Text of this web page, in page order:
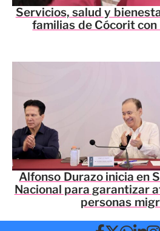
Servicios, salud y
familias de Cócorit con
Alfonso Durazo inicia en
Nacional para garantizar
personas